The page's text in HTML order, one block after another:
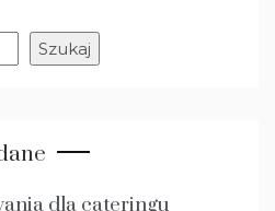
Szukaj
dla cateringu